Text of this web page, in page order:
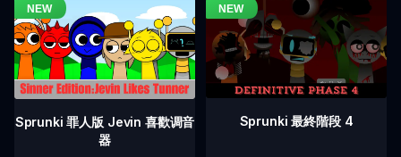
Sprunki 罪人版 Jevin 喜歡调音
器
Sprunki 最終階段 4